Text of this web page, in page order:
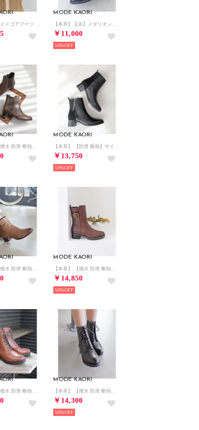
MODE KAORI
￥11,000
50%
MODE KAORI
￥13,750
50%
MODE KAORI
￥14,850
50%
MODE KAORI
￥14,300
50%